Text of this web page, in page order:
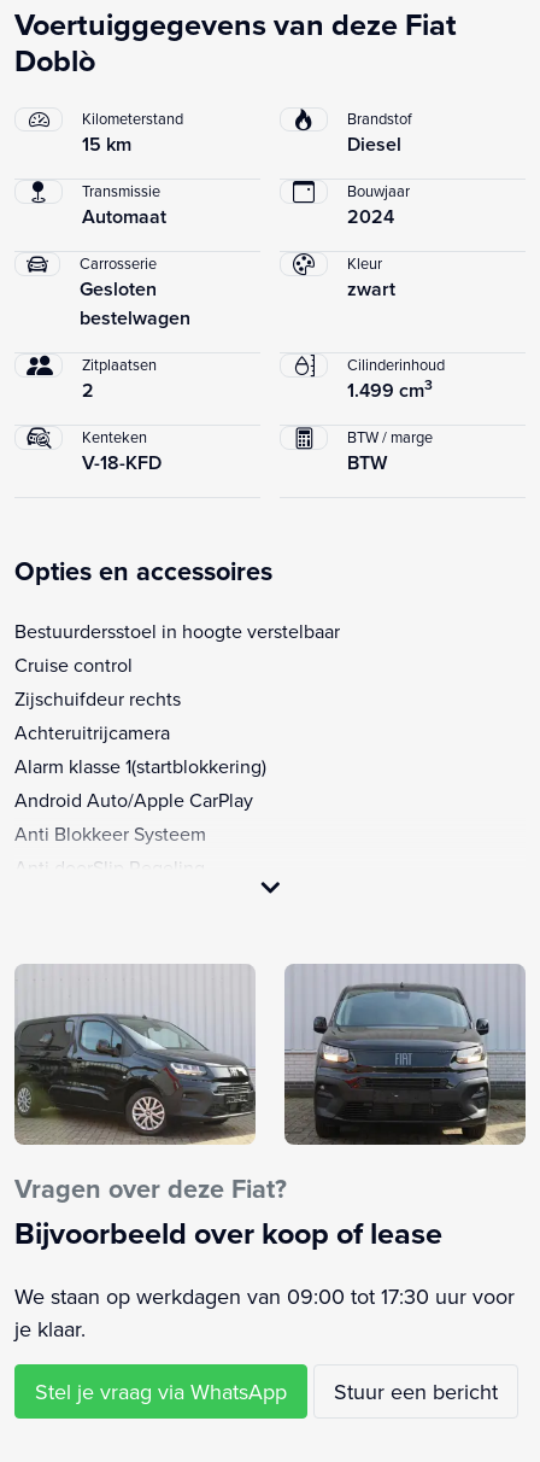
Voertuiggegevens van deze Fiat
Doblò
Kilometerstand
15 km
Brandstof
Diesel
Transmissie
Automaat
Bouwjaar
2024
Carrosserie
Gesloten
bestelwagen
Kleur
zwart
Zitplaatsen
2
Cilinderinhoud
1.499 cm3
Kenteken
V-18-KFD
BTW / marge
BTW
Opties en accessoires
Bestuurdersstoel in hoogte verstelbaar
Cruise control
Zijschuifdeur rechts
Achteruitrijcamera
Alarm klasse 1(startblokkering)
Android Auto/Apple CarPlay
Anti Blokkeer Systeem
Anti doorSlip Regeling
Bandenspanningscontrolesysteem
Bluetooth telefoonvoorbereiding
Buitenspiegels elektrisch verstelbaar
Buitenspiegels verwarmbaar
Bumpers in carrosseriekleur
Centrale deurvergrendeling met afstandsbediening
Draadloze tefefoonlader
Elektrische handrem
Elektrisch inklapbare spiegels
Elektronische remkrachtverdeling
Elektronisch Stabiliteits Programma
Hill hold functie
Vragen over deze Fiat?
Bijvoorbeeld over koop of lease
We staan op werkdagen van 09:00 tot 17:30 uur voor
je klaar.
Stel je vraag via WhatsApp Stuur een bericht